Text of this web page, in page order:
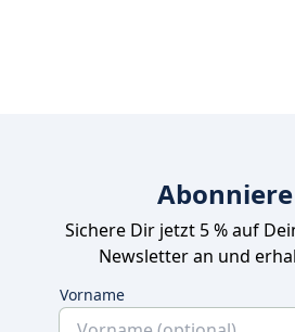
Sichere Dir jetzt 5 % auf
Newsletter an und
Vorname